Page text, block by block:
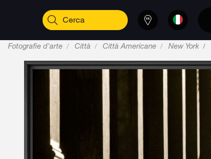
Fotografie d'arte Città Città Americane New York